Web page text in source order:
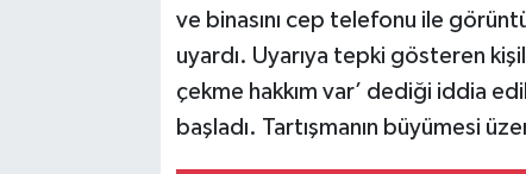
ve binasını cep telefonu ile
uyardı. Uyarıya tepki gösteren
çekme hakkım var’ dediği iddia
başladı. Tartışmanın büyümesi
2024 Seçim Sonuçları